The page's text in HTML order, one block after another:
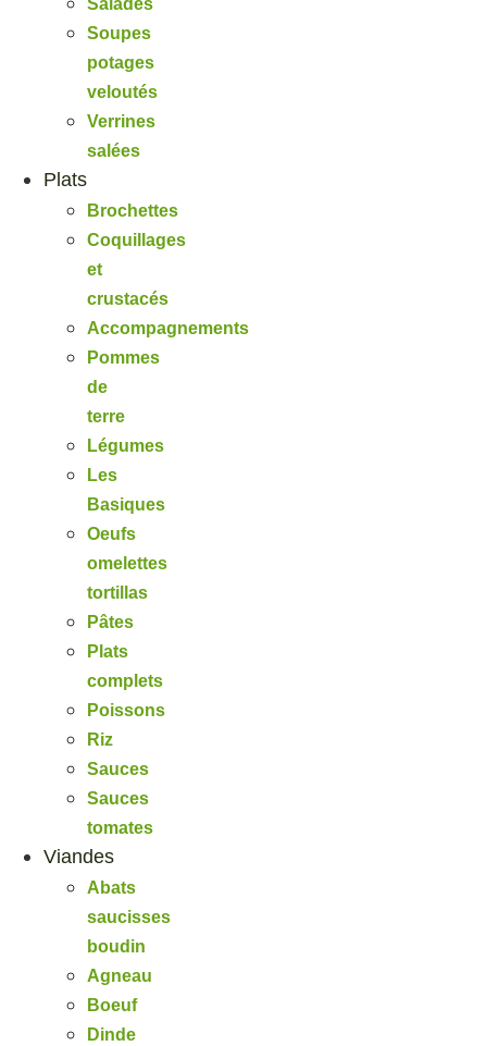
Salades
Soupes
potages
veloutés
Verrines
salées
Plats
Brochettes
Coquillages
et
crustacés
Accompagnements
Pommes
de
terre
Légumes
Les
Basiques
Oeufs
omelettes
tortillas
Pâtes
Plats
complets
Poissons
Riz
Sauces
Sauces
tomates
Viandes
Abats
saucisses
boudin
Agneau
Boeuf
Dinde